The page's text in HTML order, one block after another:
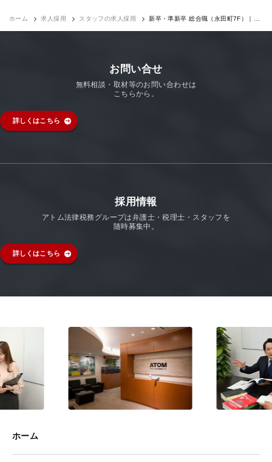
ホーム 求人採用 スタッフの求人採用
新卒・準新卒 総合職（永田町7F）｜求
お問い合せ
無料相談・取材等のお問い合わせは
こちらから。
詳しくはこちら
採用情報
アトム法律税務グループは弁護士・税理士・スタッフを
随時募集中。
詳しくはこちら
ホーム